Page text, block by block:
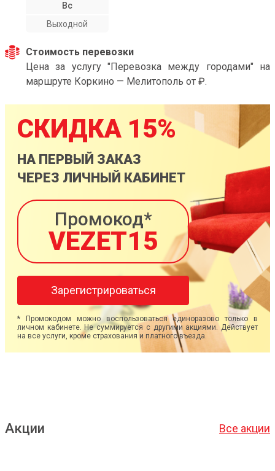
Вс
Выходной
Стоимость перевозки
Цена за услугу "Перевозка между городами" на
маршруте Коркино — Мелитополь от ₽.
СКИДКА 15%
НА ПЕРВЫЙ ЗАКАЗ
ЧЕРЕЗ ЛИЧНЫЙ КАБИНЕТ
Промокод*
VEZET15
Зарегистрироваться
* Промокодом можно воспользоваться единоразово только в
личном кабинете. Не суммируется с другими акциями. Действует
на все услуги, кроме страхования и платного въезда.
Акции Все акции